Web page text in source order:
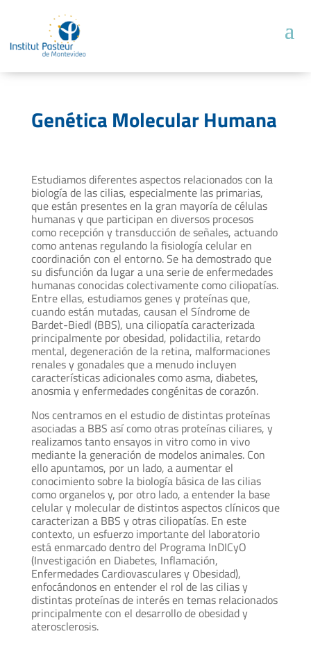
Genética Molecular Humana
Estudiamos diferentes aspectos relacionados con la
biología de las cilias, especialmente las primarias,
que están presentes en la gran mayoría de células
humanas y que participan en diversos procesos
como recepción y transducción de señales, actuando
como antenas regulando la fisiología celular en
coordinación con el entorno. Se ha demostrado que
su disfunción da lugar a una serie de enfermedades
humanas conocidas colectivamente como ciliopatías.
Entre ellas, estudiamos genes y proteínas que,
cuando están mutadas, causan el Síndrome de
Bardet-Biedl (BBS), una ciliopatía caracterizada
principalmente por obesidad, polidactilia, retardo
mental, degeneración de la retina, malformaciones
renales y gonadales que a menudo incluyen
características adicionales como asma, diabetes,
anosmia y enfermedades congénitas de corazón.
Nos centramos en el estudio de distintas proteínas
asociadas a BBS así como otras proteínas ciliares, y
realizamos tanto ensayos in vitro como in vivo
mediante la generación de modelos animales. Con
ello apuntamos, por un lado, a aumentar el
conocimiento sobre la biología básica de las cilias
como organelos y, por otro lado, a entender la base
celular y molecular de distintos aspectos clínicos que
caracterizan a BBS y otras ciliopatías. En este
contexto, un esfuerzo importante del laboratorio
está enmarcado dentro del Programa InDICyO
(Investigación en Diabetes, Inflamación,
Enfermedades Cardiovasculares y Obesidad),
enfocándonos en entender el rol de las cilias y
distintas proteínas de interés en temas relacionados
principalmente con el desarrollo de obesidad y
aterosclerosis.